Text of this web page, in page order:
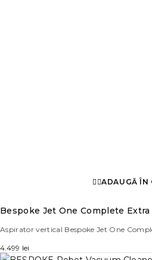
ADAUGĂ ÎN
Bespoke Jet One Complete
Aspirator vertical Bespoke Jet One
4.499 lei